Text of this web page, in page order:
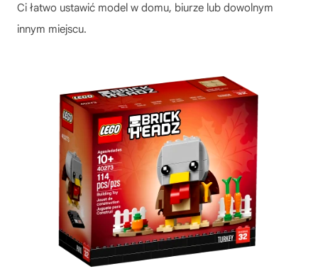
Ci łatwo ustawić model w domu, biurze lub dowolnym
innym miejscu.